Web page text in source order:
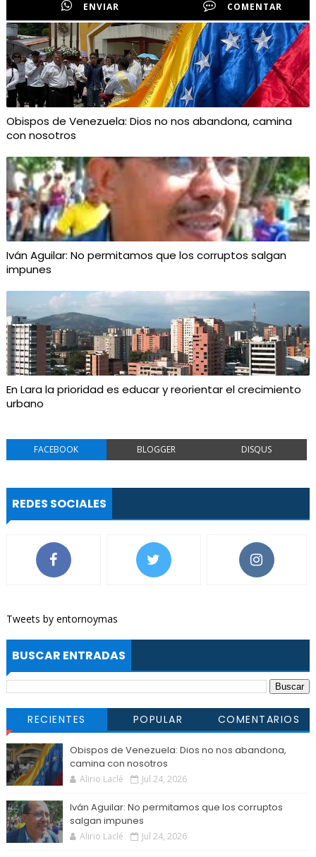
ENVIAR COMENTAR
Obispos de Venezuela: Dios no nos abandona, camina
con nosotros
Iván Aguilar: No permitamos que los corruptos salgan
impunes
En Lara la prioridad es educar y reorientar el crecimiento
urbano
FACEBOOK BLOGGER DISQUS
REDES SOCIALES
Tweets by entornoymas
BUSCAR ENTRADAS
RECIENTES POPULAR COMENTARIOS
Obispos de Venezuela: Dios no nos abandona,
camina con nosotros
Alirio Laclé Jul 24, 2026
Iván Aguilar: No permitamos que los corruptos
salgan impunes
Alirio Laclé Jul 24, 2026